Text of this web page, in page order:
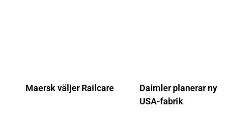
Maersk väljer Railcare
Daimler planerar ny
USA-fabrik